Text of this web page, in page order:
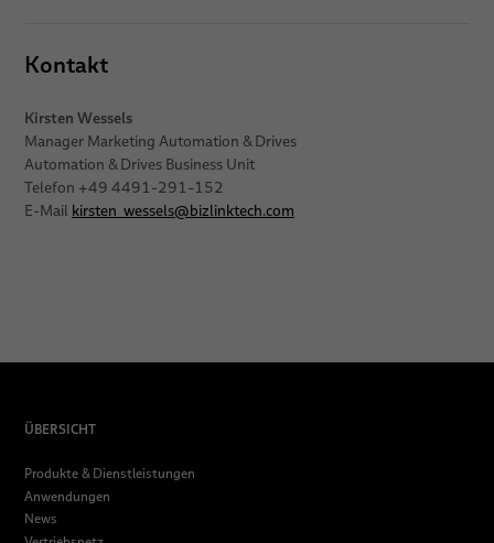
Kontakt
Kirsten Wessels
Manager Marketing Automation & Drives
Automation & Drives Business Unit
Telefon +49 4491-291-152
E-Mail kirsten_wessels@bizlinktech.com
ÜBERSICHT
Produkte & Dienstleistungen
Anwendungen
News